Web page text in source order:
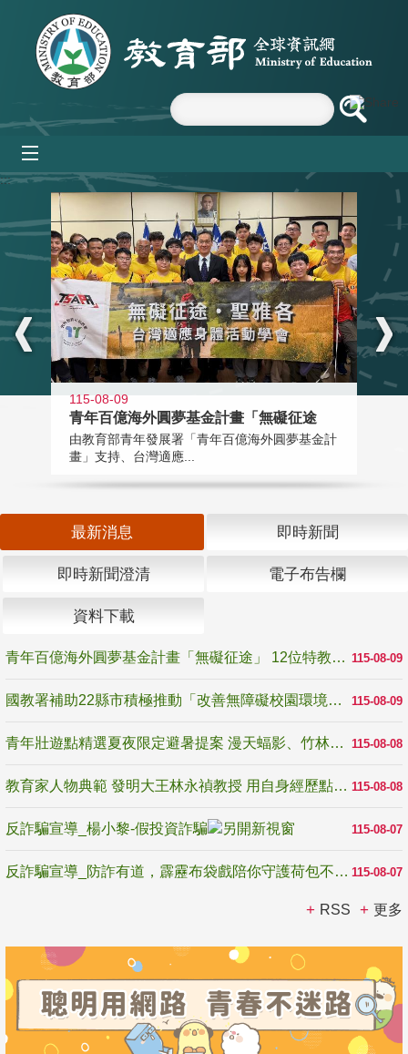
跳到主要內容區塊
:::
115-08-09
青年百億海外圓夢基金計畫「無礙征途
由教育部青年發展署「青年百億海外圓夢基金計
畫」支持、台灣適應...
最新消息 即時新聞
即時新聞澄清 電子布告欄
資料下載
115-08-09
青年百億海外圓夢基金計畫「無礙征途」 12位特教與弱勢青年勇闖西班牙 跨越感官限制見證生命蛻變
115-08-09
國教署補助22縣市積極推動「改善無障礙校園環境計畫」 打造友善、安全、無礙學習空間
115-08-08
青年壯遊點精選夏夜限定避暑提案 漫天蝠影、竹林尋蛙、茶香夜觀 邀青年暮色出發
115-08-08
教育家人物典範 發明大王林永禎教授 用自身經歷點亮學生的路
115-08-07
反詐騙宣導_楊小黎-假投資詐騙
115-08-07
反詐騙宣導_防詐有道，霹靂布袋戲陪你守護荷包不受騙
RSS 更多